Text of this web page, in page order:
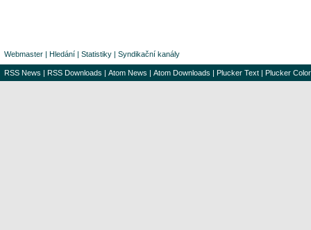
Webmaster | Hledání | Statistiky | Syndikační kanály
RSS News | RSS Downloads | Atom News | Atom Downloads | Plucker Text | Plucker Color